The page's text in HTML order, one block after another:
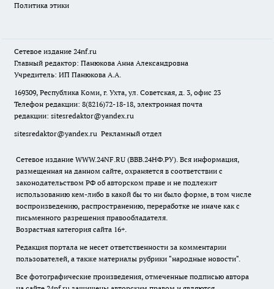
Политика этики
Сетевое издание 24nf.ru
Главный редактор: Панюкова Анна Александровна
Учредитель: ИП Панюкова А.А.
169309, Республика Коми, г. Ухта, ул. Советская, д. 3, офис 23
Телефон редакции: 8(8216)72-18-18, электронная почта
редакции: sitesredaktor@yandex.ru
sitesredaktor@yandex.ru Рекламный отдел
Сетевое издание WWW.24NF.RU (ВВВ.24НФ.РУ). Вся информация,
размещенная на данном сайте, охраняется в соответствии с
законодательством РФ об авторском праве и не подлежит
использованию кем-либо в какой бы то ни было форме, в том числе
воспроизведению, распространению, переработке не иначе как с
письменного разрешения правообладателя.
Возрастная категория сайта 16+.
Редакция портала не несет ответственности за комментарии
пользователей, а также материалы рубрики "народные новости".
Все фотографические произведения, отмеченные подписью автора